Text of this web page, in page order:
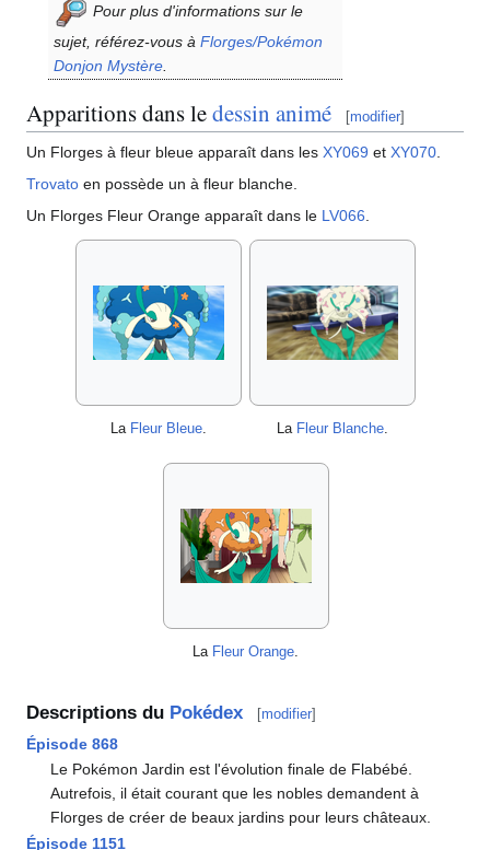
Pour plus d'informations sur le
sujet, référez-vous à Florges/Pokémon
Donjon Mystère
Apparitions dans ledessin animé [modifier]
Un Florges à fleur bleue apparaît dans les XY069 et XY070.
Trovato en possède un à fleur blanche.
Un Florges Fleur Orange apparaît dans le LV066.
La Fleur Bleue. La Fleur Blanche.
La Fleur Orange.
Descriptions du Pokédex [modifier]
Épisode 868
Le Pokémon Jardin est l'évolution finale de Flabébé.
Autrefois, il était courant que les nobles demandent à
Florges de créer de beaux jardins pour leurs châteaux.
Épisode 1151